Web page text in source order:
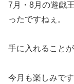
7月・8月の遊戯
ったですねぇ。
手に入れること
今月も楽しみです